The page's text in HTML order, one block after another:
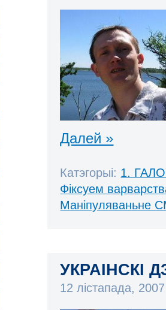
Далей »
Катэгорыі: 1.
Фіксуем
Маніпуляваньне
УКРАІНСКІ
12 лістапада,